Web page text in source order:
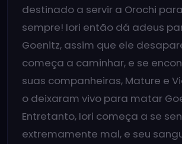
destinado a servir a Orochi para
sempre! Iori então dá adeus
Goenitz, assim que ele
começa a caminhar, e se
suas companheiras, Mature e
o deixaram vivo para matar
Entretanto, Iori começa a se
extremamente mal, e seu